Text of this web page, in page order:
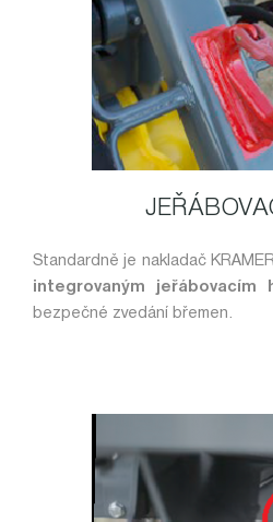
Standardně je nakladač
integrovaným jeřábovacím
bezpečné zvedání břemen.